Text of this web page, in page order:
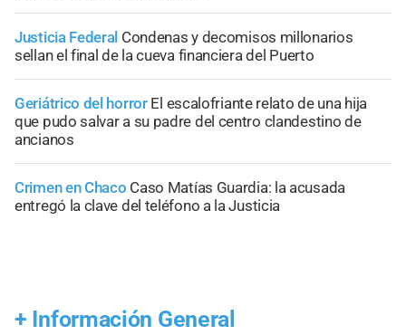
Justicia Federal Condenas y decomisos millonarios
sellan el final de la cueva financiera del Puerto
Geriátrico del horror El escalofriante relato de una hija
que pudo salvar a su padre del centro clandestino de
ancianos
Crimen en Chaco Caso Matías Guardia: la acusada
entregó la clave del teléfono a la Justicia
+ Información General